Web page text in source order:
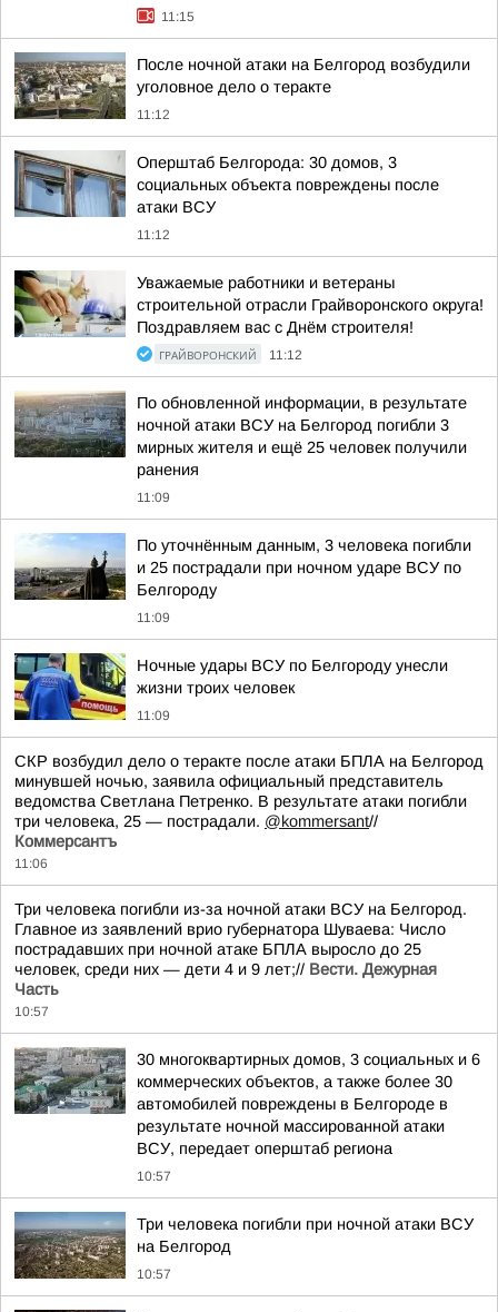
11:15
После ночной атаки на Белгород возбудили
уголовное дело о теракте
11:12
Оперштаб Белгорода: 30 домов, 3
социальных объекта повреждены после
атаки ВСУ
11:12
Уважаемые работники и ветераны
строительной отрасли Грайворонского округа!
Поздравляем вас с Днём строителя!
ГРАЙВОРОНСКИЙ 11:12
По обновленной информации, в результате
ночной атаки ВСУ на Белгород погибли 3
мирных жителя и ещё 25 человек получили
ранения
11:09
По уточнённым данным, 3 человека погибли
и 25 пострадали при ночном ударе ВСУ по
Белгороду
11:09
Ночные удары ВСУ по Белгороду унесли
жизни троих человек
11:09
СКР возбудил дело о теракте после атаки БПЛА на Белгород
минувшей ночью, заявила официальный представитель
ведомства Светлана Петренко. В результате атаки погибли
три человека, 25 — пострадали. @kommersant//
Коммерсантъ
11:06
Три человека погибли из-за ночной атаки ВСУ на Белгород.
Главное из заявлений врио губернатора Шуваева: Число
пострадавших при ночной атаке БПЛА выросло до 25
человек, среди них — дети 4 и 9 лет;// Вести. Дежурная
Часть
10:57
30 многоквартирных домов, 3 социальных и 6
коммерческих объектов, а также более 30
автомобилей повреждены в Белгороде в
результате ночной массированной атаки
ВСУ, передает оперштаб региона
10:57
Три человека погибли при ночной атаки ВСУ
на Белгород
10:57